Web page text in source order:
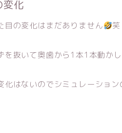
変化
目の変化はまだありません 笑
を抜いて奥歯から1本1本動か
化はないのでシミュレーショ